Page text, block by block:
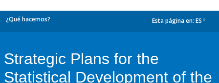
¿Qué hacemos? Esta página en: ES
Strategic Plans for the
Statistical Development of the